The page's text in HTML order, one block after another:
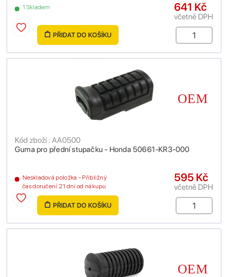
1 Skladem 641 Kč
včetně DPH
PŘIDAT DO KOŠÍKU
Guma pro přední stupačku - Honda 50661-KR3-000
Kód zboží : AA0500
Neskladová položka - Přibližný
čas doručení 21 dní od nákupu
595 Kč
včetně DPH
PŘIDAT DO KOŠÍKU